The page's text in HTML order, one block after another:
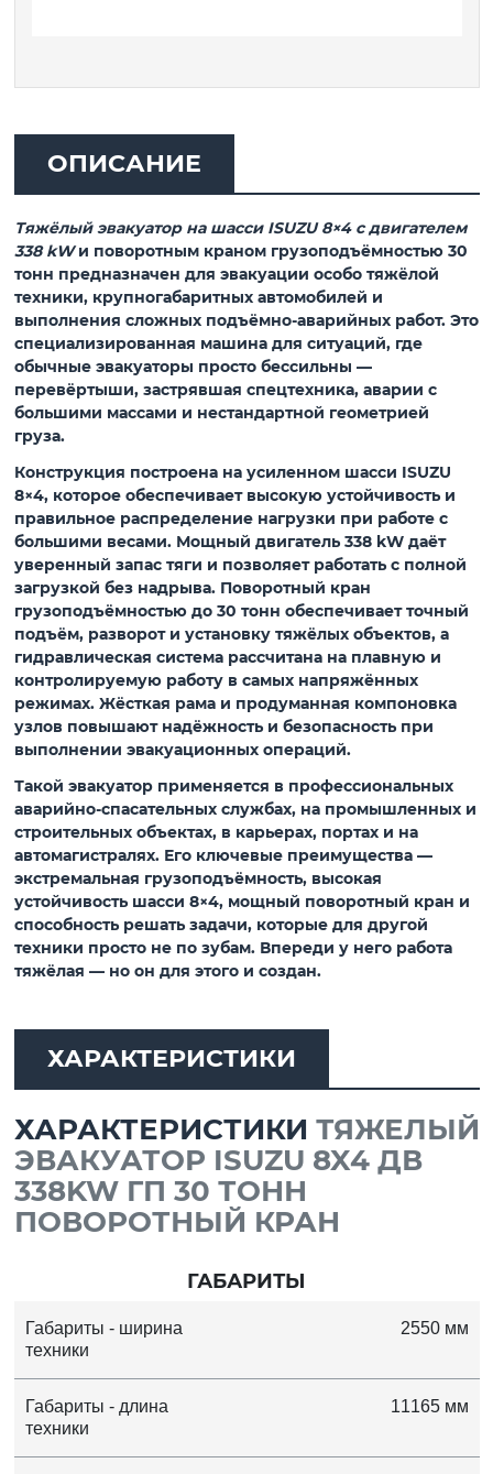
ОПИСАНИЕ
Тяжёлый эвакуатор на шасси ISUZU 8×4 с двигателем
338 kWи поворотным краном грузоподъёмностью 30
тонн предназначен для эвакуации особо тяжёлой
техники, крупногабаритных автомобилей и
выполнения сложных подъёмно-аварийных работ. Это
специализированная машина для ситуаций, где
обычные эвакуаторы просто бессильны —
перевёртыши, застрявшая спецтехника, аварии с
большими массами и нестандартной геометрией
груза.
Конструкция построена на усиленном шасси ISUZU
8×4, которое обеспечивает высокую устойчивость и
правильное распределение нагрузки при работе с
большими весами. Мощный двигатель 338 kW даёт
уверенный запас тяги и позволяет работать с полной
загрузкой без надрыва. Поворотный кран
грузоподъёмностью до 30 тонн обеспечивает точный
подъём, разворот и установку тяжёлых объектов, а
гидравлическая система рассчитана на плавную и
контролируемую работу в самых напряжённых
режимах. Жёсткая рама и продуманная компоновка
узлов повышают надёжность и безопасность при
выполнении эвакуационных операций.
Такой эвакуатор применяется в профессиональных
аварийно-спасательных службах, на промышленных и
строительных объектах, в карьерах, портах и на
автомагистралях. Его ключевые преимущества —
экстремальная грузоподъёмность, высокая
устойчивость шасси 8×4, мощный поворотный кран и
способность решать задачи, которые для другой
техники просто не по зубам. Впереди у него работа
тяжёлая — но он для этого и создан.
ХАРАКТЕРИСТИКИ
ХАРАКТЕРИСТИКИ ТЯЖЕЛЫЙ
ЭВАКУАТОР ISUZU 8X4 ДВ
338KW ГП 30 ТОНН
ПОВОРОТНЫЙ КРАН
ГАБАРИТЫ
Габариты - ширина
техники
2550 мм
Габариты - длина
техники
11165 мм